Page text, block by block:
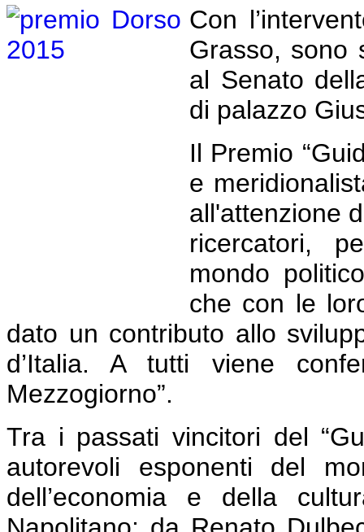
Con
Grasso, sono
al Senato
di palazzo
Il Premio
e
all'attenzione
ricercatori,
mondo
che con le
dato un contributo allo
d’Italia. A tutti viene
Mezzogiorno”.
Tra i passati vincitori del
autorevoli esponenti del
dell’economia e della